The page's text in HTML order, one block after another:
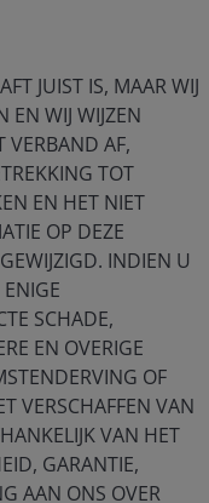
JUIST IS, MAAR WIJ
EN WIJ WIJZEN
VERBAND AF,
TOT
EN HET NIET
OP DEZE
INDIEN U
SCHADE,
EN OVERIGE
OF
VERSCHAFFEN VAN
VAN HET
GARANTIE,
AAN ONS OVER